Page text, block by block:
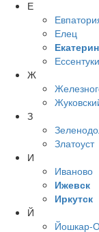
Е
Елец
Ессентуки
Ж
З
Златоуст
И
Иваново
Ижевск
Иркутск
Й
Йошкар-